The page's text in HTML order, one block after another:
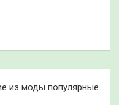
из моды популярные